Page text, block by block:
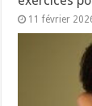
11 février